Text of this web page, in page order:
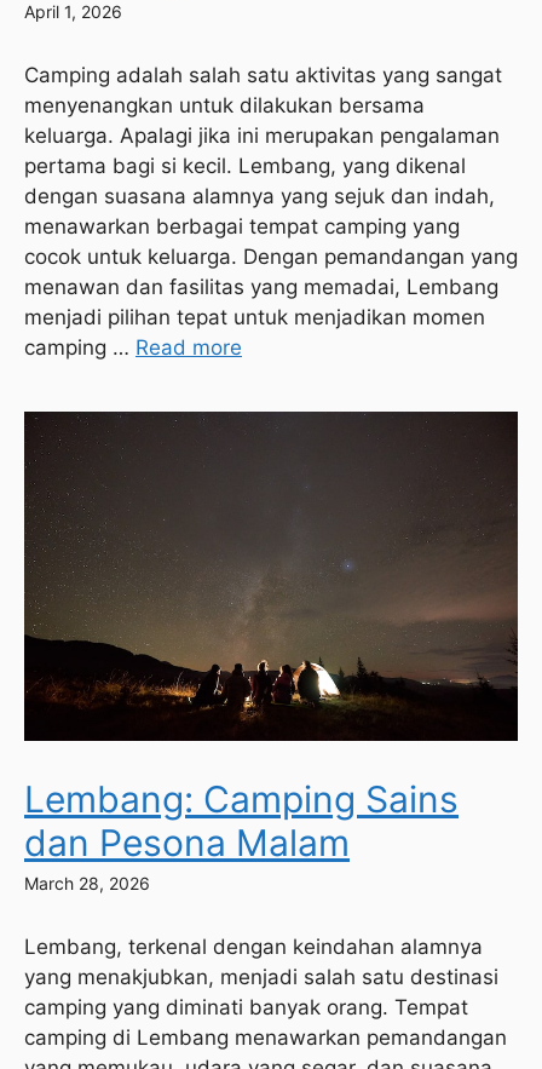
April 1, 2026
Camping adalah salah satu aktivitas yang sangat
menyenangkan untuk dilakukan bersama
keluarga. Apalagi jika ini merupakan pengalaman
pertama bagi si kecil. Lembang, yang dikenal
dengan suasana alamnya yang sejuk dan indah,
menawarkan berbagai tempat camping yang
cocok untuk keluarga. Dengan pemandangan yang
menawan dan fasilitas yang memadai, Lembang
menjadi pilihan tepat untuk menjadikan momen
camping … Read more
Lembang: Camping Sains
dan Pesona Malam
March 28, 2026
Lembang, terkenal dengan keindahan alamnya
yang menakjubkan, menjadi salah satu destinasi
camping yang diminati banyak orang. Tempat
camping di Lembang menawarkan pemandangan